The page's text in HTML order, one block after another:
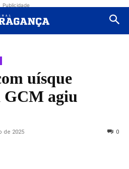
Publicidade
uísque
GCM agiu
de 2025 0